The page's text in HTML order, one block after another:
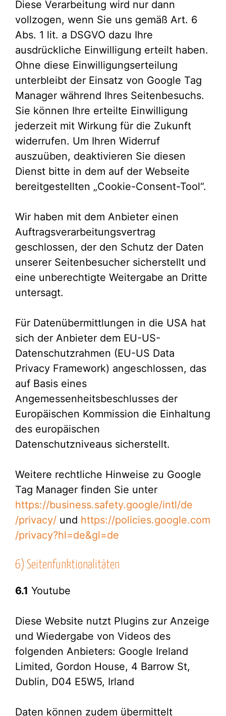
Diese Verarbeitung wird nur dann
vollzogen, wenn Sie uns gemäß Art. 6
Abs. 1 lit. a DSGVO dazu Ihre
ausdrückliche Einwilligung erteilt haben.
Ohne diese Einwilligungserteilung
unterbleibt der Einsatz von Google Tag
Manager während Ihres Seitenbesuchs.
Sie können Ihre erteilte Einwilligung
jederzeit mit Wirkung für die Zukunft
widerrufen. Um Ihren Widerruf
auszuüben, deaktivieren Sie diesen
Dienst bitte in dem auf der Webseite
bereitgestellten „Cookie-Consent-Tool“.
Wir haben mit dem Anbieter einen
Auftragsverarbeitungsvertrag
geschlossen, der den Schutz der Daten
unserer Seitenbesucher sicherstellt und
eine unberechtigte Weitergabe an Dritte
untersagt.
Für Datenübermittlungen in die USA hat
sich der Anbieter dem EU-US-
Datenschutzrahmen (EU-US Data
Privacy Framework) angeschlossen, das
auf Basis eines
Angemessenheitsbeschlusses der
Europäischen Kommission die Einhaltung
des europäischen
Datenschutzniveaus sicherstellt.
Weitere rechtliche Hinweise zu Google
Tag Manager finden Sie unter
https://business.safety.google/intl/de
/privacy/ und https://policies.google.com
/privacy?hl=de&gl=de
6) Seitenfunktionalitäten
6.1 Youtube
Diese Website nutzt Plugins zur Anzeige
und Wiedergabe von Videos des
folgenden Anbieters: Google Ireland
Limited, Gordon House, 4 Barrow St,
Dublin, D04 E5W5, Irland
Daten können zudem übermittelt